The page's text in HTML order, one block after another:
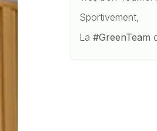
Sportivement,
La#GreenTeam